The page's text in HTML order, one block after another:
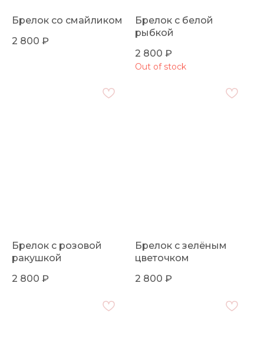
Брелок со смайликом
2 800 ₽
Брелок с белой
рыбкой
2 800 ₽
Out of stock
Брелок с розовой
ракушкой
2 800 ₽
Брелок с зелёным
цветочком
2 800 ₽